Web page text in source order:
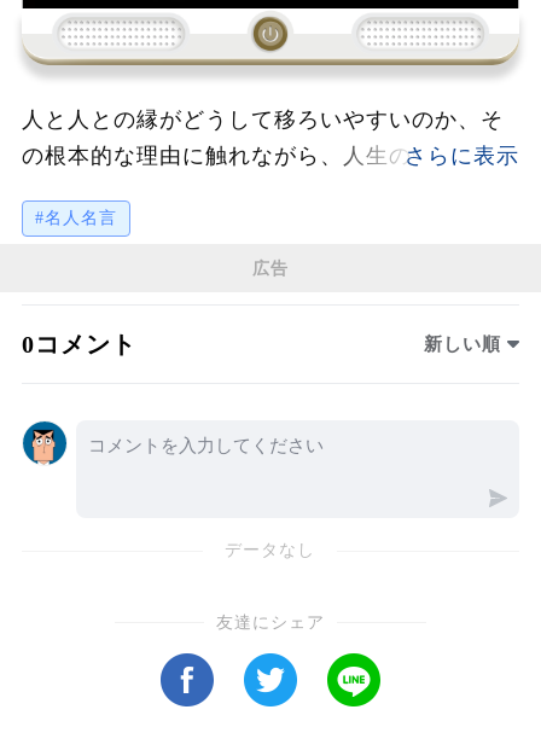
人と人との縁がどうして移ろいやすいのか、そ
の根本的な理由に触れながら、人生の中で本当
います。永遠ではない外の縁に執着することの
苦しみを超え、自分の内側にある「本心」に気
本心を取り戻したとき、人は孤独を恐れず、内
いえます。大切なのは、求めすぎず、去るもの
この知恵を実践することで、外側の賑やかさよ
#名人名言
広告
0コメント 新しい順
データなし
友達にシェア